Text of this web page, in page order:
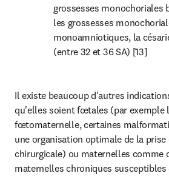
grossesses monochoriales
les grossesses
monoamniotiques, la
(entre 32 et 36 SA) [13]
Il existe beaucoup d'autres
qu'elles soient fœtales (par
fœtomaternelle, certaines
une organisation optimale de la prise
chirurgicale) ou maternelles comme
maternelles chroniques susceptibles